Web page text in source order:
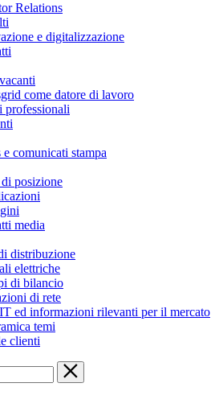
Relations
e digitalizzazione
come datore di lavoro
professionali
comunicati stampa
di posizione
media
distribuzione
elettriche
di bilancio
di rete
ed informazioni rilevanti per il mercato
temi
clienti